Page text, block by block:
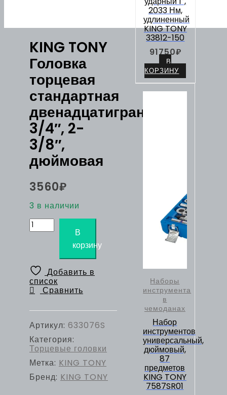
KING TONY
Головка
торцевая
стандартная
двенадцатигранная
3/4″, 2-
3/8″,
дюймовая
3560₽
3 в наличии
Количество
товара
Головка
торцевая
стандартная
двенадцатигранная
3/4",
3/8",
дюймовая
В
корзину
Добавить в
список
Сравнить
Артикул: 633076S
Категория:
Торцевые головки
Метка: KING TONY
Бренд: KING TONY
2033 Нм,
удлиненный
KING TONY
33812-150
91750₽
В
КОРЗИНУ
Наборы
инструмента
в
чемоданах
Набор
инструментов
универсальный,
дюймовый,
87
предметов
KING TONY
7587SR01